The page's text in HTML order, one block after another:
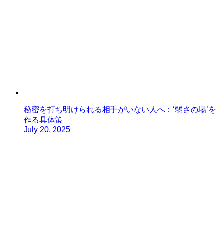
秘密を打ち明けられる相手がいない人へ：‘弱さの場’を
作る具体策
July 20, 2025